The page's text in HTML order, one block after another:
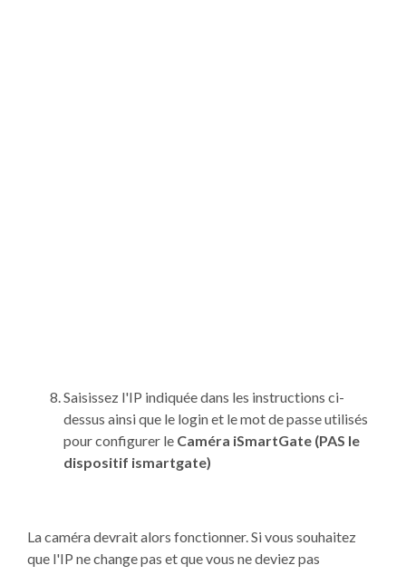
Saisissez l'IP indiquée dans les instructions ci-
dessus ainsi que le login et le mot de passe utilisés
pour configurer le Caméra iSmartGate (PAS le
dispositif ismartgate)
La caméra devrait alors fonctionner. Si vous souhaitez
que l'IP ne change pas et que vous ne deviez pas